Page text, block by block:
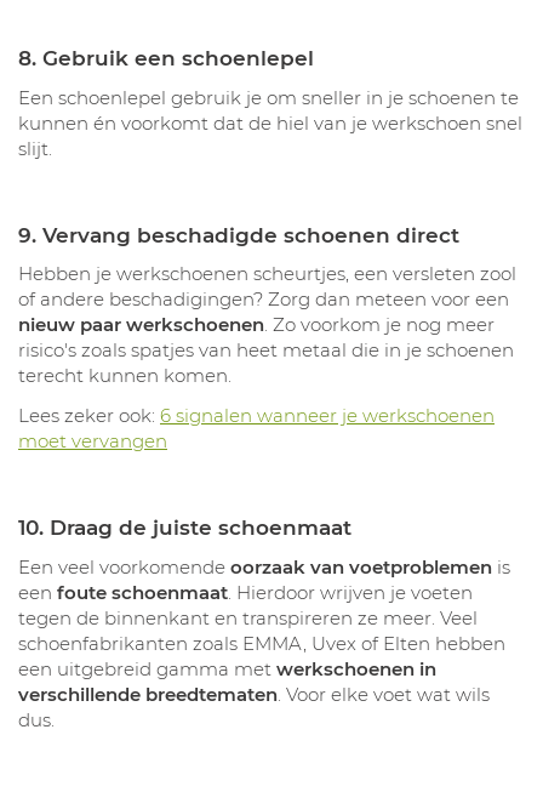
8. Gebruik een schoenlepel
Een schoenlepel gebruik je om sneller in je schoenen te
kunnen én voorkomt dat de hiel van je werkschoen snel
slijt.
9. Vervang beschadigde schoenen direct
Hebben je werkschoenen scheurtjes, een versleten zool
of andere beschadigingen? Zorg dan meteen voor een
nieuw paar werkschoenen. Zo voorkom je nog meer
risico's zoals spatjes van heet metaal die in je schoenen
terecht kunnen komen.
Lees zeker ook: 6 signalen wanneer je werkschoenen
moet vervangen
10. Draag de juiste schoenmaat
Een veel voorkomende oorzaak van voetproblemen is
een foute schoenmaat . Hierdoor wrijven je voeten
tegen de binnenkant en transpireren ze meer. Veel
schoenfabrikanten zoals EMMA, Uvex of Elten hebben
een uitgebreid gamma met werkschoenen in
verschillende breedtematen . Voor elke voet wat wils
dus.